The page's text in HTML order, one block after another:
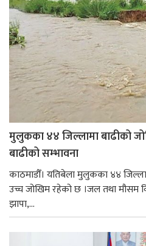
मुलुकका ४४ जिल्लामा बाढीको
बाढीको सम्भावना
काठमाडौँ। यतिबेला मुलुकका ४४
उच्च जोखिम रहेको छ ।जल तथा मौसम
झापा,...